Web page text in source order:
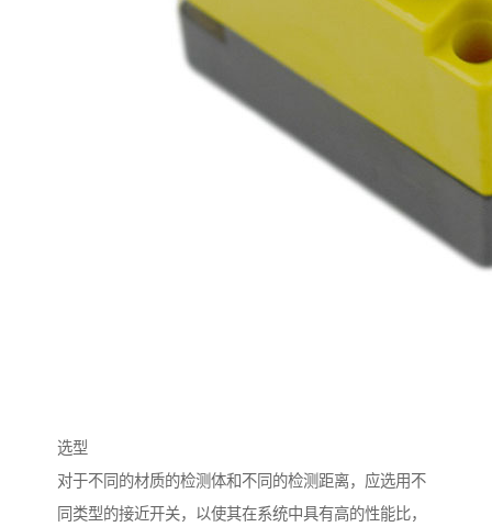
选型
对于不同的材质的检测体和不同的检测距离，应选用不
同类型的接近开关，以使其在系统中具有高的性能比，